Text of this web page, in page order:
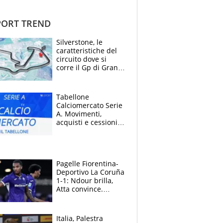
TREND
Silverstone, le
caratteristiche del
circuito dove si
corre il Gp di Gran
Tabellone
Calciomercato Serie
A. Movimenti,
acquisti e cessioni:
Pagelle Fiorentina-
Deportivo La Coruña
1-1: Ndour brilla,
Atta convince.
Italia, Palestra